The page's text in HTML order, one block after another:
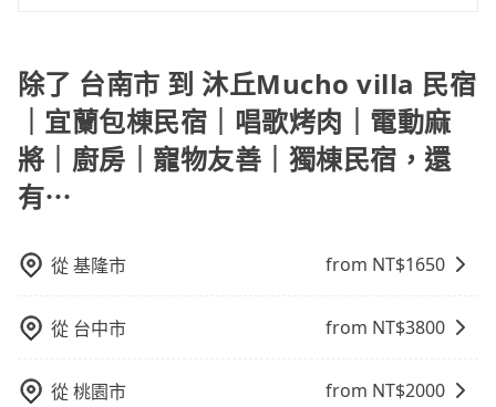
選擇。
明、無隱藏費用，網站試算即真實價格，免去來回電話
確認。一天包車的價格可能跟其他車隊相差無幾，但是
如果只需要短時數或者單程專車服務者，敢大聲說我們
價格絕對最划算。網站上可直接挑選小轎車、休旅車、
或九人座箱型車，如需10人以上巴士，請來信洽詢。
地區、價位、人數、特殊需求來搜尋適合的旅店與房
型，更重要的是通常價格是官網的6~8折，如果又有加入
會員或者使用特定的信用卡，還可以累積點數做現金回
饋或未來換取免費的住房。台灣人常用的線上訂房平台
有Booking.com、Agoda.com、Hotels.com、
Expedia.com、Trip.com等。正常來說，線上刷卡付款
告知付款完畢，一切都能在網路上操作。但有些較冷門
賣的現象，便有可能到了現場卻沒房可住的窘境，所以
在預定時要不選擇評分高、評論多的飯店，不然就是還
煩，有些時候直接打電話問的價格可能比民宿訂房網來
除了 台南市 到 沐丘Mucho villa 民宿
｜宜蘭包棟民宿｜唱歌烤肉｜電動麻
將｜廚房｜寵物友善｜獨棟民宿，還
有⋯
從基隆市 from NT$1650
從 台中市 from NT$3800
從桃園市 from NT$2000